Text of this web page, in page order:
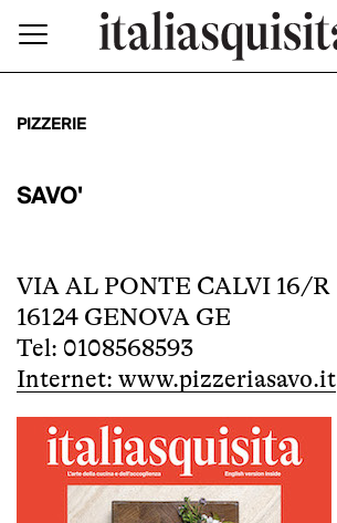
PIZZERIE
SAVO'
VIA AL PONTE CALVI 16/R
16124 GENOVA GE
Tel: 0108568593
Internet: www.pizzeriasavo.it